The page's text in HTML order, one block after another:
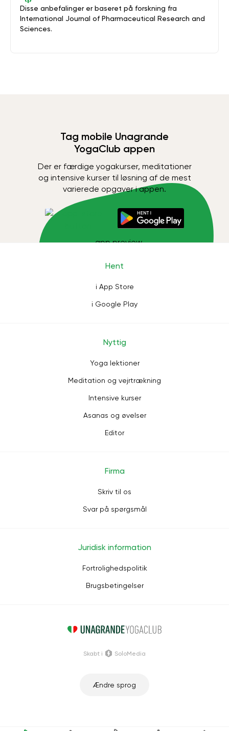
Disse anbefalinger er baseret på forskning fra
International Journal of Pharmaceutical Research and
Sciences.
Tag mobile Unagrande
YogaClub appen
Der er færdige yogakurser, meditationer
og intensive kurser til løsning af de mest
varierede opgaver i appen.
Hent
i App Store
i Google Play
Nyttig
Yoga lektioner
Meditation og vejrtrækning
Intensive kurser
Asanas og øvelser
Editor
Firma
Skriv til os
Svar på spørgsmål
Juridisk information
Fortrolighedspolitik
Brugsbetingelser
Ændre sprog
Skabt i SoloMedia